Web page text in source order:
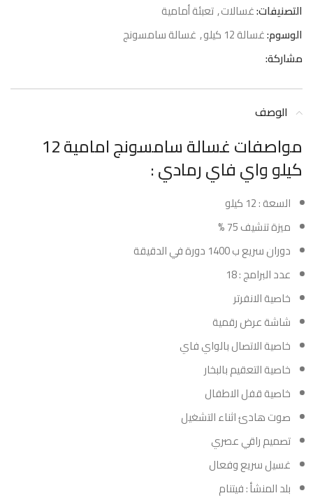
التصنيفات:غسالات,تعبئة أمامية
الوسوم:غسالة 12 كيلو , غسالة سامسونج
مشاركة:
الوصف
مواصفات غسالة سامسونج امامية 12
كيلو واي فاي رمادي :
السعة : 12 كيلو
ميزة تنشيف 75 %
دوران سريع ب 1400 دورة في الدقيقة
عدد البرامج : 18
خاصية الانفرتر
شاشة عرض رقمية
خاصية الاتصال بالواي فاي
خاصية التعقيم بالبخار
خاصية قفل الاطفال
صوت هادئ اثناء التشغيل
تصميم راقي عصري
غسيل سريع وفعال
بلد المنشأ : فيتنام